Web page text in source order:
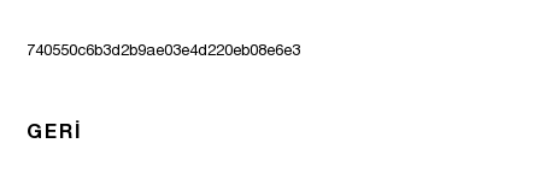
740550c6b3d2b9ae03e4d220eb08e6e3
GERI